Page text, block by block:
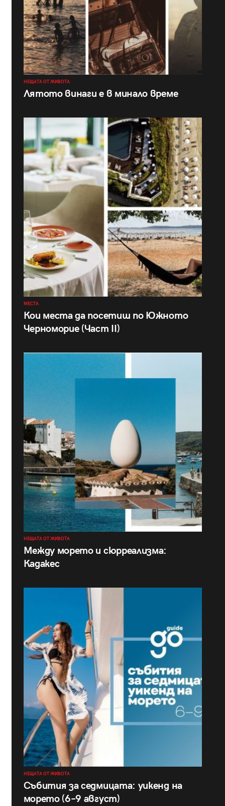
НЕЩАТА ОТ ЖИВОТА
Лятото винаги е в минало време
МЕСТА
Кои места да посетиш по Южното
Черноморие (Част II)
НЕЩАТА ОТ ЖИВОТА
Между морето и сюрреализма:
Кадакес
НЕЩАТА ОТ ЖИВОТА
Събития за седмицата: уикенд на
морето (6–9 август)